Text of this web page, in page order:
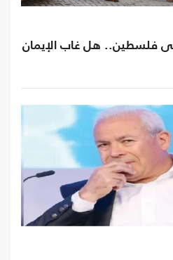
فلسطين.. هل غاب الإيمان